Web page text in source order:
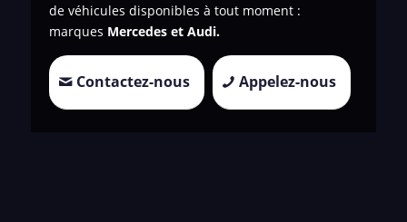
de véhicules disponibles à tout moment :
marques Mercedes et Audi.
Contactez-nous Appelez-nous